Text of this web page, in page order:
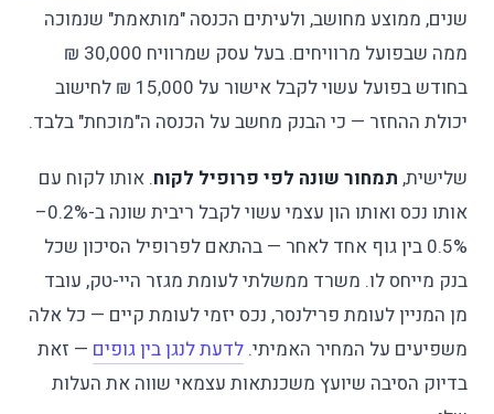
שנים, ממוצע מחושב, ולעיתים הכנסה "מותאמת" שנמוכה
ממה שבפועל מרוויחים. בעל עסק שמרוויח 30,000 ₪
בחודש בפועל עשוי לקבל אישור על 15,000 ₪ לחישוב
יכולת ההחזר — כי הבנק מחשב על הכנסה ה"מוכחת" בלבד.
שלישית, תמחור שונה לפי פרופיל לקוח. אותו לקוח עם
אותו נכס ואותו הון עצמי עשוי לקבל ריבית שונה ב-0.2%–
0.5% בין גוף אחד לאחר — בהתאם לפרופיל הסיכון שכל
בנק מייחס לו. משרד ממשלתי לעומת מגזר היי-טק, עובד
מן המניין לעומת פרילנסר, נכס יזמי לעומת קיים — כל אלה
משפיעים על המחיר האמיתי. לדעת לנגן בין גופים — זאת
בדיוק הסיבה שיועץ משכנתאות עצמאי שווה את העלות